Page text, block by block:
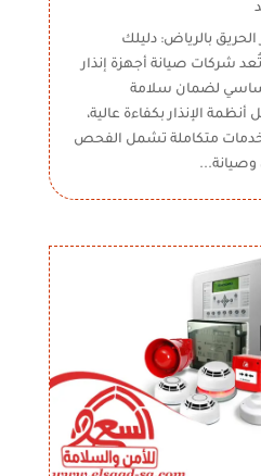
بالرياض: دليلك
شركات صيانة أجهزة إنذار
لضمان سلامة
الإنذار بكفاءة عالية،
متكاملة تشمل الفحص
وصيانة...